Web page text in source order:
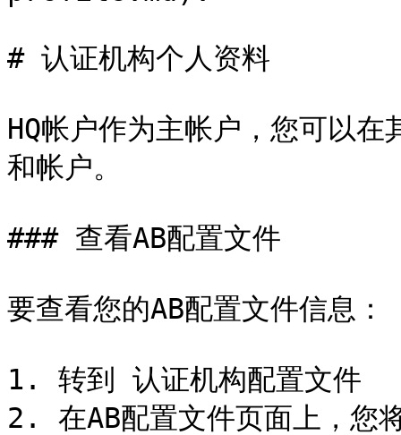
# 认证机构个人资料
HQ帐户作为主帐户，您可以
和帐户。
### 查看AB配置文件
要查看您的AB配置文件信息：
1. 转到 认证机构配置文件
2. 在AB配置文件页面上，您